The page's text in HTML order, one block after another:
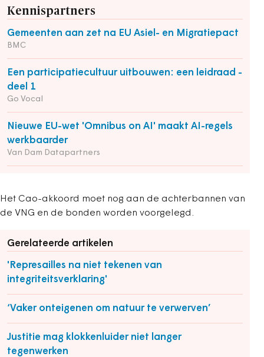
Kennispartners
Gemeenten aan zet na EU Asiel- en Migratiepact
BMC
Een participatiecultuur uitbouwen: een leidraad -
deel 1
Go Vocal
Nieuwe EU-wet 'Omnibus on AI' maakt AI-regels
werkbaarder
Van Dam Datapartners
Het Cao-akkoord moet nog aan de achterbannen van
de VNG en de bonden worden voorgelegd.
Gerelateerde artikelen
'Represailles na niet tekenen van
integriteitsverklaring'
‘Vaker onteigenen om natuur te verwerven’
Justitie mag klokkenluider niet langer
tegenwerken